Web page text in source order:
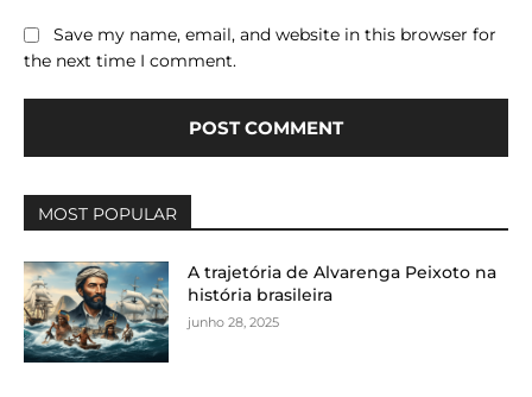
Save my name, email, and website in this browser for
the next time I comment.
MOST POPULAR
A trajetória de Alvarenga Peixoto na
história brasileira
junho 28, 2025